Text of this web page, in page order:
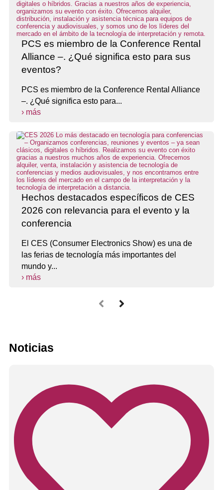
PCS es miembro de la Conference Rental
Alliance –. ¿Qué significa esto para sus
eventos?
PCS es miembro de la Conference Rental Alliance
–. ¿Qué significa esto para...
› más
Hechos destacados específicos de CES
2026 con relevancia para el evento y la
conferencia
El CES (Consumer Electronics Show) es una de
las ferias de tecnología más importantes del
mundo y...
› más
Noticias